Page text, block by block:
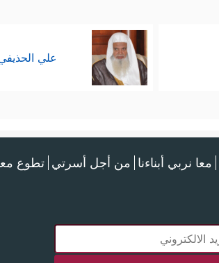
علي
معا نربي أبناءنا من أجل أسرتي تطوع